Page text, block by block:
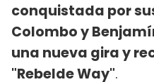
conquistada por
Colombo y
una nueva gira y
"Rebelde Way".